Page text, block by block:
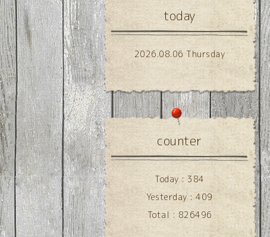
today
2026.08.06 Thursday
counter
Today :384
Yesterday :409
Total : 826496